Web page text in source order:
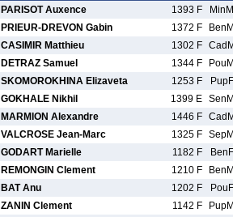
PARISOT Auxence 1393 F
MinM
PRIEUR-DREVON Gabin 1372 F
CASIMIR Matthieu 1302 F
DETRAZ Samuel 1344 F
SKOMOROKHINA Elizaveta 1253 F
PupF
GOKHALE Nikhil 1399 E
MARMION Alexandre 1446 F
VALCROSE Jean-Marc 1325 F
GODART Marielle 1182 F
BenF
REMONGIN Clement 1210 F
BAT Anu 1202 F
PouF
ZANIN Clement 1142 F